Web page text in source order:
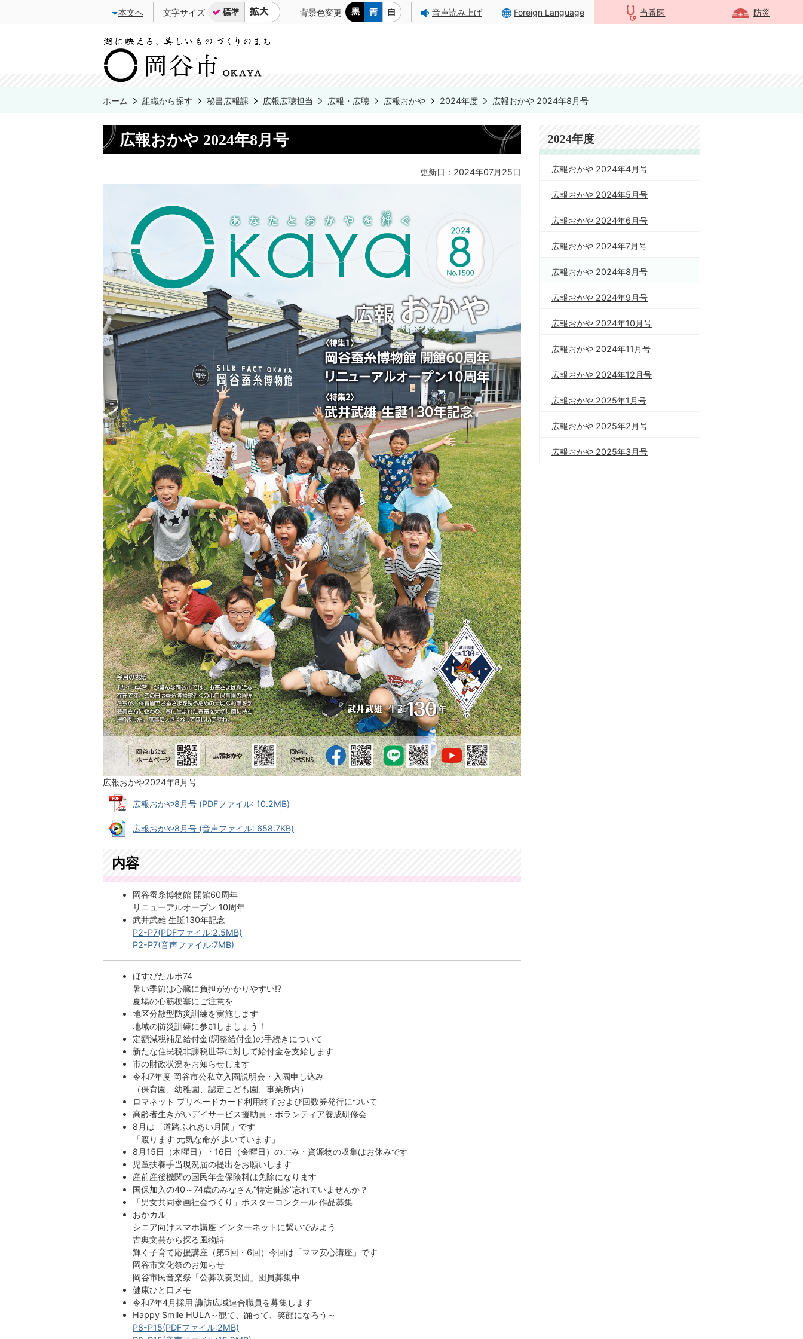
本文へ 文字サイズ 背景色変更 音声読み上げ Foreign Language 当番医 防災
ホーム 組織から探す 秘書広報課 広報広聴担当 広報・広聴 広報おかや 2024年度 広報おかや 2024年8月号
広報おかや 2024年8月号
更新日：2024年07月25日
広報おかや2024年8月号
広報おかや8月号 (PDFファイル: 10.2MB)
広報おかや8月号 (音声ファイル: 658.7KB)
内容
岡谷蚕糸博物館 開館60周年
リニューアルオープン 10周年
武井武雄 生誕130年記念
P2-P7(PDFファイル:2.5MB)
P2-P7(音声ファイル:7MB)
ほすぴたルポ74
暑い季節は心臓に負担がかかりやすい⁉
夏場の心筋梗塞にご注意を
地区分散型防災訓練を実施します
地域の防災訓練に参加しましょう！
定額減税補足給付金(調整給付金)の手続きについて
新たな住民税非課税世帯に対して給付金を支給します
市の財政状況をお知らせします
令和7年度 岡谷市公私立入園説明会・入園申し込み
（保育園、幼稚園、認定こども園、事業所内）
ロマネット プリペードカード利用終了および回数券発行について
高齢者生きがいデイサービス援助員・ボランティア養成研修会
8月は「道路ふれあい月間」です
「渡ります 元気な命が 歩いています」
8月15日（木曜日）・16日（金曜日）のごみ・資源物の収集はお休みです
児童扶養手当現況届の提出をお願いします
産前産後機関の国民年金保険料は免除になります
国保加入の40～74歳のみなさん”特定健診”忘れていませんか？
「男女共同参画社会づくり」ポスターコンクール 作品募集
おかカル
シニア向けスマホ講座 インターネットに繋いでみよう
古典文芸から探る風物詩
輝く子育て応援講座（第5回・6回）今回は「ママ安心講座」です
岡谷市文化祭のお知らせ
岡谷市民音楽祭「公募吹奏楽団」団員募集中
健康ひと口メモ
令和7年4月採用 諏訪広域連合職員を募集します
Happy Smile HULA～観て、踊って、笑顔になろう～
P8-P15(PDFファイル:2MB)
2024年度
広報おかや 2024年4月号
広報おかや 2024年5月号
広報おかや 2024年6月号
広報おかや 2024年7月号
広報おかや 2024年8月号
広報おかや 2024年9月号
広報おかや 2024年10月号
広報おかや 2024年11月号
広報おかや 2024年12月号
広報おかや 2025年1月号
広報おかや 2025年2月号
広報おかや 2025年3月号